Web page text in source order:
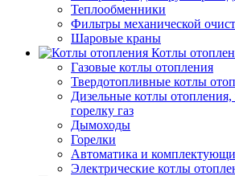
Теплообменники
Фильтры механической
Шаровые краны
Котлы
Газовые котлы отопления
Твердотопливные котлы
Дизельные котлы
горелку газ
Дымоходы
Горелки
Автоматика и
Электрические котлы